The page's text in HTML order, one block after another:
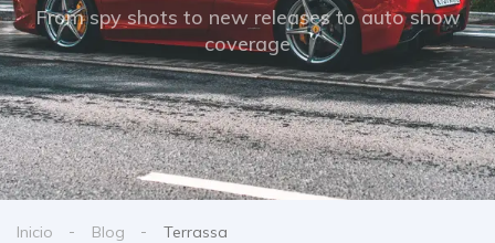
From spy shots to new releases to auto show
coverage
Inicio Blog Terrassa